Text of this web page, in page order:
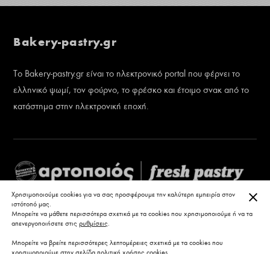
Bakery-pastry.gr
Το Bakery-pastry.gr είναι το ηλεκτρονικό portal που φέρνει το
ελληνικό ψωμί, τον φούρνο, το φρέσκο και έτοιμο σνακ από το
κατάστημα στην ηλεκτρονική εποχή.
Χρησιμοποιούμε cookies για να σας προσφέρουμε την καλύτερη εμπειρία στον
ιστότοπό μας.
Μπορείτε να μάθετε περισσότερα σχετικά με τα cookies που χρησιμοποιούμε ή να τα
απενεργοποιήσετε στις ρυθμίσεις.
Μπορείτε να βρείτε περισσότερες λεπτομέρειες σχετικά με τα cookies που
χρησιμοποιούμε στην σελίδα πολιτική χρήσης cookies